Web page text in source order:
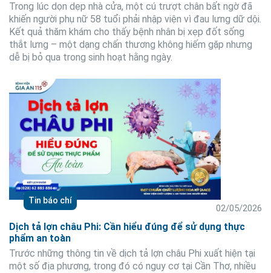
Trong lúc dọn dẹp nhà cửa, một cú trượt chân bất ngờ đã
khiến người phụ nữ 58 tuổi phải nhập viện vì đau lưng dữ dội.
Kết quả thăm khám cho thấy bệnh nhân bị xẹp đốt sống
thắt lưng – một dạng chấn thương không hiếm gặp nhưng
dễ bị bỏ qua trong sinh hoạt hằng ngày.
02/05/2026
Tin báo chí
Dịch tả lợn châu Phi: Cần hiểu đúng để sử dụng thực
phẩm an toàn
Trước những thông tin về dịch tả lợn châu Phi xuất hiện tại
một số địa phương, trong đó có nguy cơ tại Cần Thơ, nhiều